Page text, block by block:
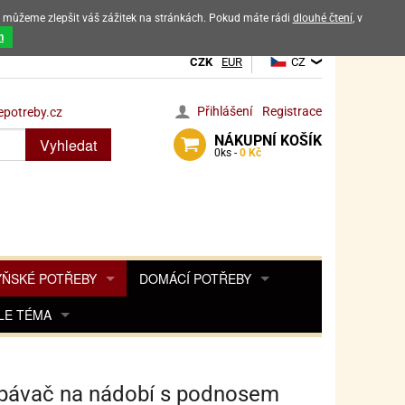
výrobků
CZK EUR CZ
Přihlášení Registrace
NÁKUPNÍ KOŠÍK
0 ks - 0 Kč
Vyhledat
POTŘEBY
KOŘENKY
KÁVOVARŮ
DOMÁCÍ POTŘEBY
KOŠÍKY
TÉMA
PRO FANOUŠKY BARBIE
NAROZENINOVÉ SVÍČKY
na nádobí s podnosem
zlepšit váš zážitek na stránkách. Pokud máte rádi dlouhé čtení, v